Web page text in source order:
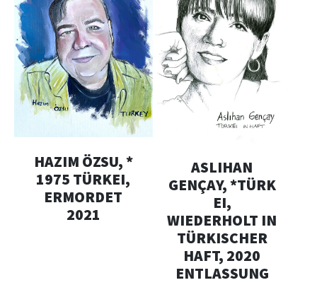
HAZIM ÖZSU, *
1975 TÜRKEI,
ERMORDET
2021
ASLIHAN
GENÇAY, *TÜRK
EI,
WIEDERHOLT IN
TÜRKISCHER
HAFT, 2020
ENTLASSUNG